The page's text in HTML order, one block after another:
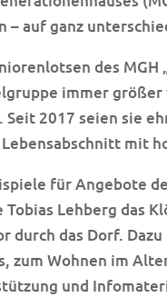
– auf ganz
des
immer
Seit 2017 seien sie
mit
für Angebote
Tobias Lehberg das
durch das Dorf.
zum Wohnen im
und